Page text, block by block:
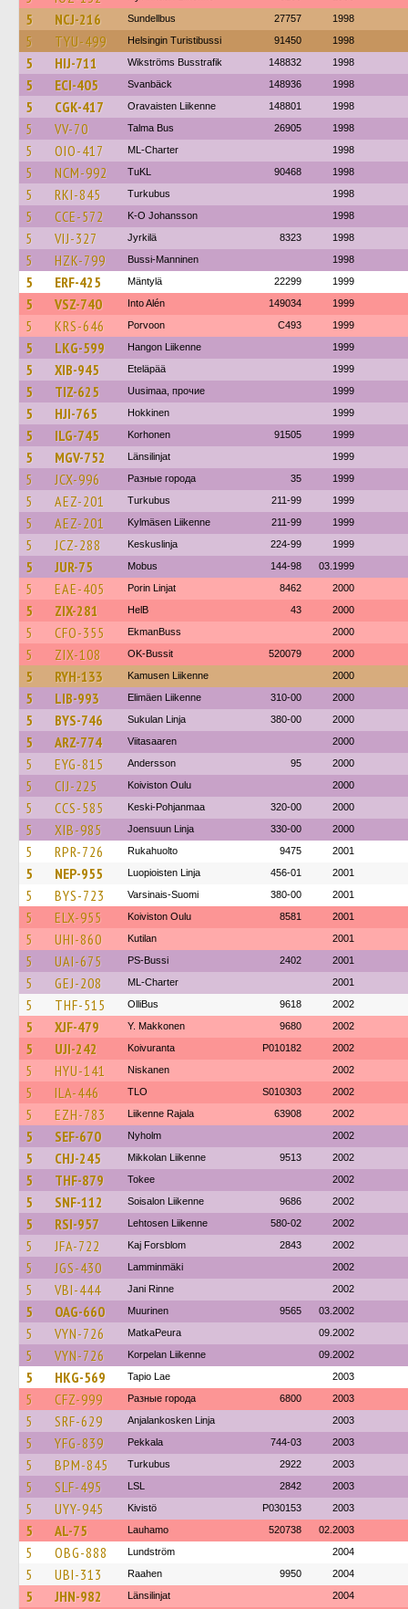
5 NCJ-216 Sundellbus 27757 1998
5 TYU-499 Helsingin Turistibussi 91450 1998
5 HIJ-711 Wikströms Busstrafik 148832 1998
5 ECI-405 Svanbäck 148936 1998
5 CGK-417 Oravaisten Liikenne 148801 1998
5 VV-70 Talma Bus 26905 1998
5 OIO-417 ML-Charter 1998
5 NCM-992 TuKL 90468 1998
5 RKI-845 Turkubus 1998
5 CCE-572 K-O Johansson 1998
5 VIJ-327 Jyrkilä 8323 1998
5 HZK-799 Bussi-Manninen 1998
5 ERF-425 Mäntylä 22299 1999
5 VSZ-740 Into Alén 149034 1999
5 KRS-646 Porvoon C493 1999
5 LKG-599 Hangon Liikenne 1999
5 XIB-945 Eteläpää 1999
5 TIZ-625 Uusimaa, прочие 1999
5 HJI-765 Hokkinen 1999
5 ILG-745 Korhonen 91505 1999
5 MGV-752 Länsilinjat 1999
5 JCX-996 Разные города 35 1999
5 AEZ-201 Turkubus 211-99 1999
5 AEZ-201 Kylmäsen Liikenne 211-99 1999
5 JCZ-288 Keskuslinja 224-99 1999
5 JUR-75 Mobus 144-98 03.1999
5 EAE-405 Porin Linjat 8462 2000
5 ZIX-281 HelB 43 2000
5 CFO-355 EkmanBuss 2000
5 ZIX-108 OK-Bussit 520079 2000
5 RYH-133 Kamusen Liikenne 2000
5 LIB-993 Elimäen Liikenne 310-00 2000
5 BYS-746 Sukulan Linja 380-00 2000
5 ARZ-774 Viitasaaren 2000
5 EYG-815 Andersson 95 2000
5 CIJ-225 Koiviston Oulu 2000
5 CCS-585 Keski-Pohjanmaa 320-00 2000
5 XIB-985 Joensuun Linja 330-00 2000
5 RPR-726 Rukahuolto 9475 2001
5 NEP-955 Luopioisten Linja 456-01 2001
5 BYS-723 Varsinais-Suomi 380-00 2001
5 ELX-955 Koiviston Oulu 8581 2001
5 UHI-860 Kutilan 2001
5 UAI-675 PS-Bussi 2402 2001
5 GEJ-208 ML-Charter 2001
5 THF-515 OlliBus 9618 2002
5 XJF-479 Y. Makkonen 9680 2002
5 UJI-242 Koivuranta P010182 2002
5 HYU-141 Niskanen 2002
5 ILA-446 TLO S010303 2002
5 EZH-783 Liikenne Rajala 63908 2002
5 SEF-670 Nyholm 2002
5 CHJ-245 Mikkolan Liikenne 9513 2002
5 THF-879 Tokee 2002
5 SNF-112 Soisalon Liikenne 9686 2002
5 RSI-957 Lehtosen Liikenne 580-02 2002
5 JFA-722 Kaj Forsblom 2843 2002
5 JGS-430 Lamminmäki 2002
5 VBI-444 Jani Rinne 2002
5 OAG-660 Muurinen 9565 03.2002
5 VYN-726 MatkaPeura 09.2002
5 VYN-726 Korpelan Liikenne 09.2002
5 HKG-569 Tapio Lae 2003
5 CFZ-999 Разные города 6800 2003
5 SRF-629 Anjalankosken Linja 2003
5 YFG-839 Pekkala 744-03 2003
5 BPM-845 Turkubus 2922 2003
5 SLF-495 LSL 2842 2003
5 UYY-945 Kivistö P030153 2003
5 AL-75 Lauhamo 520738 02.2003
5 OBG-888 Lundström 2004
5 UBI-313 Raahen 9950 2004
5 JHN-982 Länsilinjat 2004